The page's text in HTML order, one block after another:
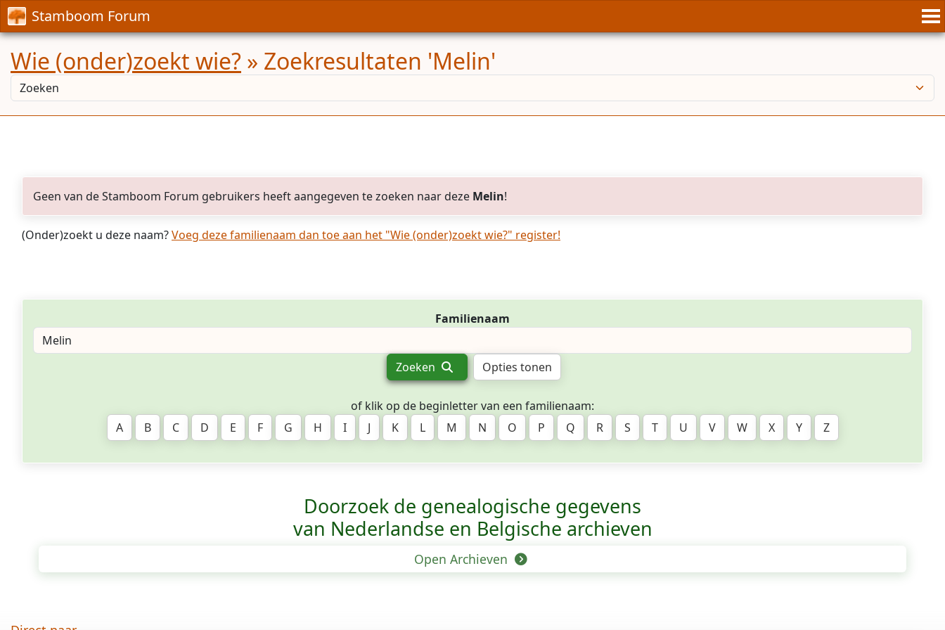
Stamboom Forum
Wie (onder)zoekt wie? » Zoekresultaten 'Melin'
Geen van de Stamboom Forum gebruikers heeft aangegeven te zoeken naar deze Melin!
(Onder)zoekt u deze naam?Voeg deze familienaam dan toe aan het "Wie (onder)zoekt wie?" register!
Familienaam
Zoeken Opties tonen
of klik op de beginletter van een familienaam:
A
B C D E F G H I J K L M N O P Q R S T U V W X Y Z
Doorzoek de genealogische gegevens
van Nederlandse en Belgische archieven
Open Archieven